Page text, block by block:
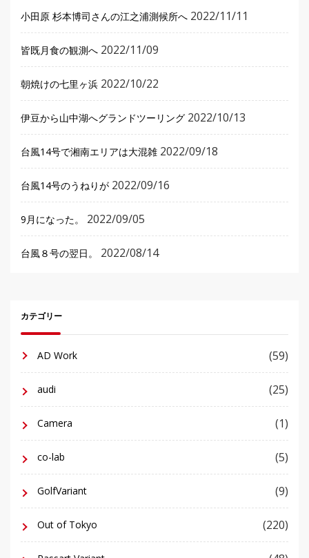
小田原 杉本博司さんの江之浦測候所へ 2022/11/11
皆既月食の観測へ 2022/11/09
朝焼けの七里ヶ浜 2022/10/22
伊豆から山中湖へグランドツーリング 2022/10/13
台風14号で湘南エリアは大混雑 2022/09/18
台風14号のうねりが 2022/09/16
9月になった。 2022/09/05
台風８号の翌日。 2022/08/14
カテゴリー
AD Work (59)
audi (25)
Camera (1)
co-lab (5)
GolfVariant (9)
Out of Tokyo (220)